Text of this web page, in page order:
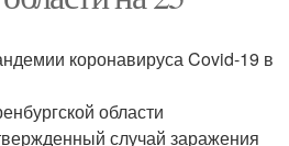
коронавируса Covid-19 в
области
случай заражения